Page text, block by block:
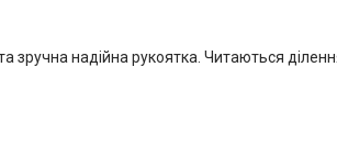
надійна рукоятка. Читаються